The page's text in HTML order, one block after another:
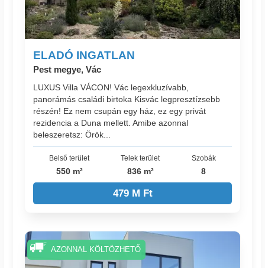
ELADÓ INGATLAN
Pest megye, Vác
LUXUS Villa VÁCON! Vác legexkluzívabb,
panorámás családi birtoka Kisvác legpresztízsebb
részén! Ez nem csupán egy ház, ez egy privát
rezidencia a Duna mellett. Amibe azonnal
beleszeretsz: Örök...
Belső terület
550 m²
Telek terület
836 m²
Szobák
8
479 M Ft
AZONNAL KÖLTÖZHETŐ